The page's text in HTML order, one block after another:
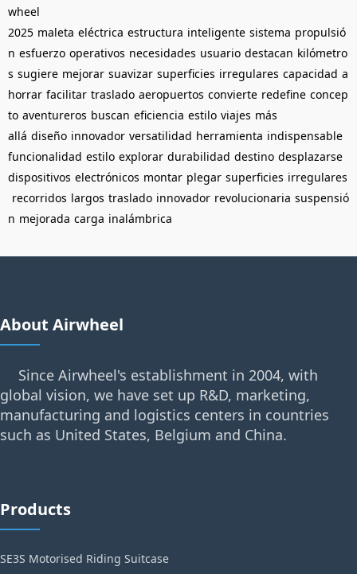
wheel
2025 maleta eléctrica estructura inteligente sistema propulsió
n esfuerzo operativos necesidades usuario destacan kilómetro
s sugiere mejorar suavizar superficies irregulares capacidad a
horrar facilitar traslado aeropuertos convierte redefine concep
to aventureros buscan eficiencia estilo viajes más
allá diseño innovador versatilidad herramienta indispensable
funcionalidad estilo explorar durabilidad destino desplazarse
dispositivos electrónicos montar plegar superficies irregulares
recorridos largos traslado innovador revolucionaria suspensió
n mejorada carga inalámbrica
About Airwheel
Since Airwheel's establishment in 2004, with
global vision, we have set up R&D, marketing,
manufacturing and logistics centers in countries
such as United States, Belgium and China.
Products
SE3S Motorised Riding Suitcase